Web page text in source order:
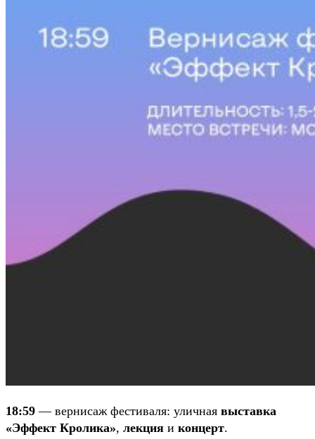
18:59 — вернисаж фестиваля: уличная выставка
«Эффект Кролика», лекция и концерт.